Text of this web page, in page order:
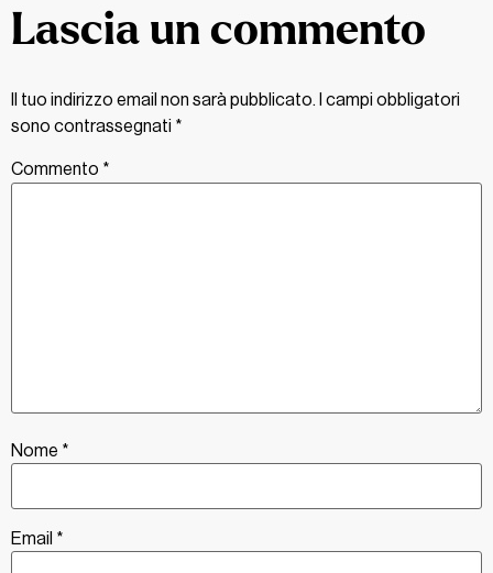
Lascia un commento
Il tuo indirizzo email non sarà pubblicato.
I campi obbligatori
sono contrassegnati *
Commento *
Nome *
Email *